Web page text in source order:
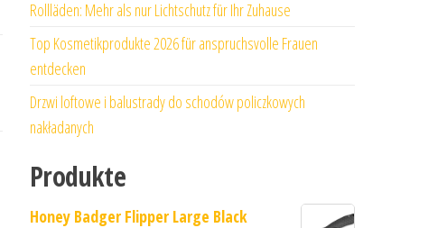
Rollläden: Mehr als nur Lichtschutz für Ihr Zuhause
Top Kosmetikprodukte 2026 für anspruchsvolle Frauen
entdecken
Drzwi loftowe i balustrady do schodów policzkowych
nakładanych
Produkte
Honey Badger Flipper Large Black